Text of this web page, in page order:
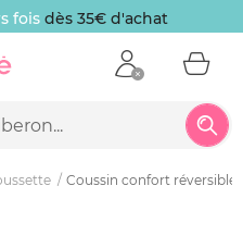
fois dès 35€ d'achat
Coussin confort